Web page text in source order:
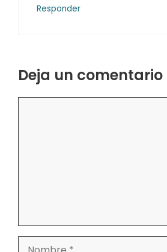
Responder
Deja un comentario
Nombre